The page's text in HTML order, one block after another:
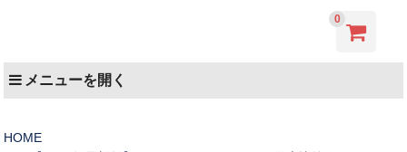
0
メニューを開く
HOME